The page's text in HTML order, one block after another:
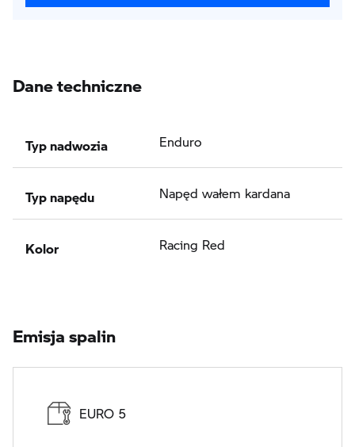
Dane techniczne
Typ nadwozia Enduro
Typ napędu Napęd wałem kardana
Kolor Racing Red
Emisja spalin
EURO 5